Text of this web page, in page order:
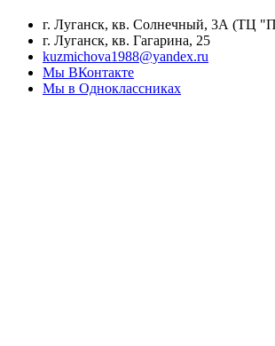
г. Луганск, кв. Солнечный, 3А (ТЦ
г. Луганск, кв. Гагарина, 25
kuzmichova1988@yandex.ru
Мы ВКонтакте
Мы в Одноклассниках